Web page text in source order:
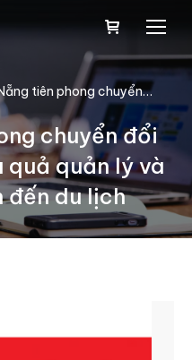
tiên phong chuyển…
chuyển đổi
quả quản lý và
đến du lịch